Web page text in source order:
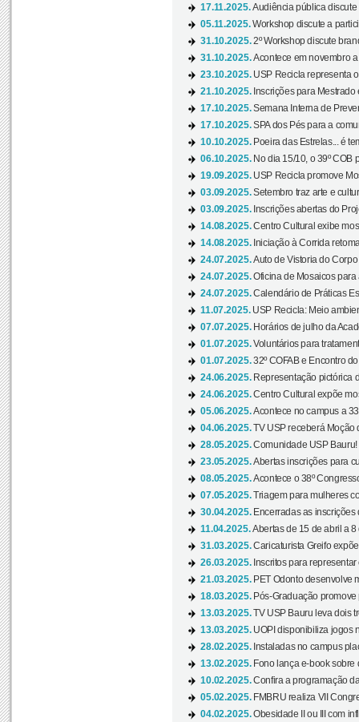
17.11.2025.Audiência pública
05.11.2025.Workshop discute a
31.10.2025.2º Workshop discute
31.10.2025.Acontece em novembro
23.10.2025. USP Recicla representa
21.10.2025. Inscrições para
17.10.2025.Semana Interna de
17.10.2025.SPA dos Pés para a
10.10.2025. Poeira das Estrelas... é
06.10.2025. No dia 15/10, o 39º COB
19.09.2025. USP Recicla promove
03.09.2025.Setembro traz arte e
03.09.2025. Inscrições abertas do
14.08.2025.Centro Cultural exibe
14.08.2025. Iniciação à Corrida
24.07.2025.Auto de Vistoria do
24.07.2025.Oficina de Mosaicos
24.07.2025.Calendário de Práticas
11.07.2025. USP Recicla: Meio
07.07.2025. Horários de julho da
01.07.2025.Voluntários para
01.07.2025.32º COFAB e Encontro
24.06.2025. Representação pictórica
24.06.2025.Centro Cultural expõe
05.06.2025.Acontece no campus a
04.06.2025.TV USP receberá Moção
28.05.2025.Comunidade USP Bauru!
23.05.2025.Abertas inscrições para
08.05.2025.Acontece o 38º
07.05.2025.Triagem para mulheres
30.04.2025. Encerradas as inscrições
11.04.2025.Abertas de 15 de abril a
31.03.2025.Caricaturista Greifo
26.03.2025. Inscritos para
21.03.2025. PET Odonto desenvolve
18.03.2025. Pós-Graduação
13.03.2025.TV USP Bauru leva dois
13.03.2025. UOPI disponibiliza jogos
28.02.2025. Instaladas no campus
13.02.2025. Fono lança e-book sobre
10.02.2025.Confira a programação
05.02.2025. FMBRU realiza VII
04.02.2025.Obesidade II ou III com